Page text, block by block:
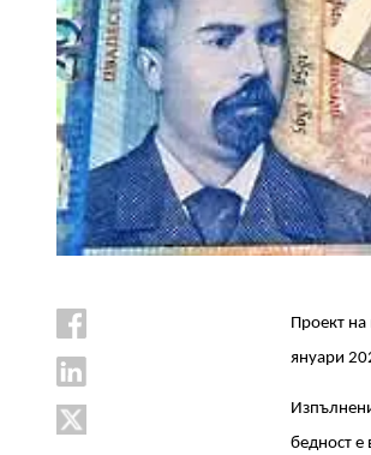
Проект
януари
бедност е